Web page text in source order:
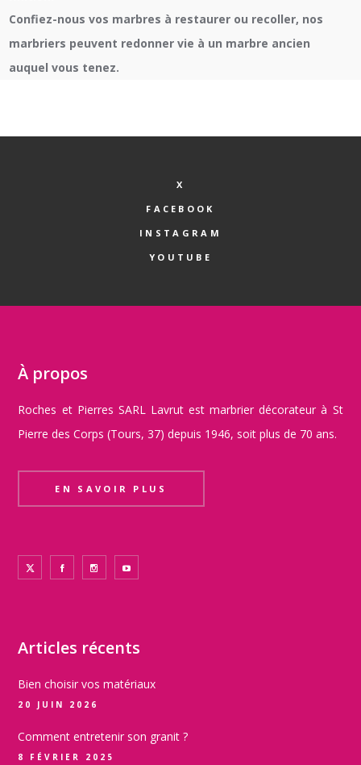
Confiez-nous vos marbres à restaurer ou recoller, nos
marbriers peuvent redonner vie à un marbre ancien
auquel vous tenez.
X
FACEBOOK
INSTAGRAM
YOUTUBE
À propos
Roches et Pierres SARL Lavrut est marbrier décorateur à St
Pierre des Corps (Tours, 37) depuis 1946, soit plus de 70 ans.
EN SAVOIR PLUS
Articles récents
Bien choisir vos matériaux
20 JUIN 2026
Comment entretenir son granit ?
8 FÉVRIER 2025